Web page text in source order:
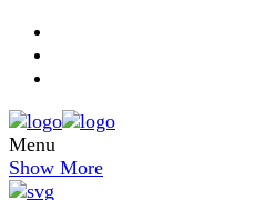
Menu
Show More